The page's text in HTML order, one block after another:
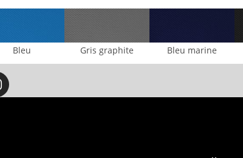
Bleu Gris graphite Bleu marine